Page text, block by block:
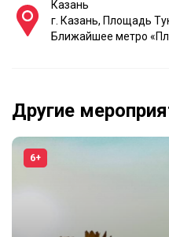
Казань
г. Казань, Площадь
Ближайшее метро
Другие
6+